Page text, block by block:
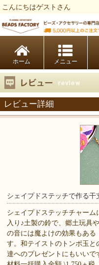
こんにちはゲストさん
ホーム
レビュー詳細
シェイプドステッチで作る干
シェイプドステッチチャーム
入り♪土製の鈴で、郷土玩具
の音には魔よけの効果もある
す。和テイストのトンボ玉
達へのプレゼントにもいい